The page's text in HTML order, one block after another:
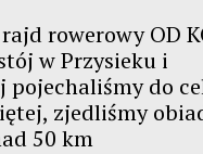
rowerowy OD
w Przysieku i
pojechaliśmy do
zjedliśmy
50 km